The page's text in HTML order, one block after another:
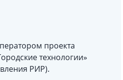
проекта
технологии»
РИР).